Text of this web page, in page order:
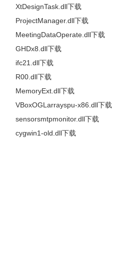
XtDesignTask.dll下载
ProjectManager.dll下载
MeetingDataOperate.dll下载
GHDx8.dll下载
ifc21.dll下载
R00.dll下载
MemoryExt.dll下载
VBoxOGLarrayspu-x86.dll下载
sensorsmtpmonitor.dll下载
cygwin1-old.dll下载